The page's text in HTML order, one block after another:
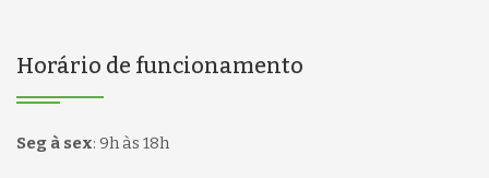
Horário de funcionamento
Seg à sex: 9h às 18h